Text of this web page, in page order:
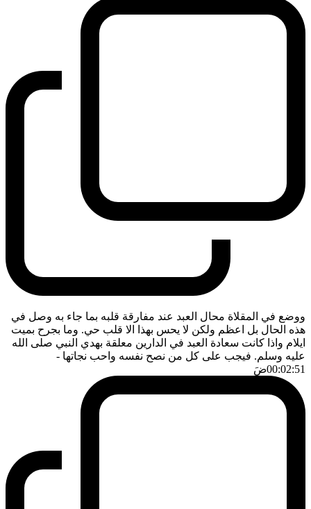
ووضع في المقلاة محال العبد عند مفارقة قلبه بما جاء به وصل في
هذه الحال بل اعظم ولكن لا يحس بهذا الا قلب حي. وما بجرح بميت
ايلام واذا كانت سعادة العبد في الدارين معلقة بهدي النبي صلى الله
عليه وسلم. فيجب على كل من نصح نفسه واحب نجاتها -
00:02:51ضَ